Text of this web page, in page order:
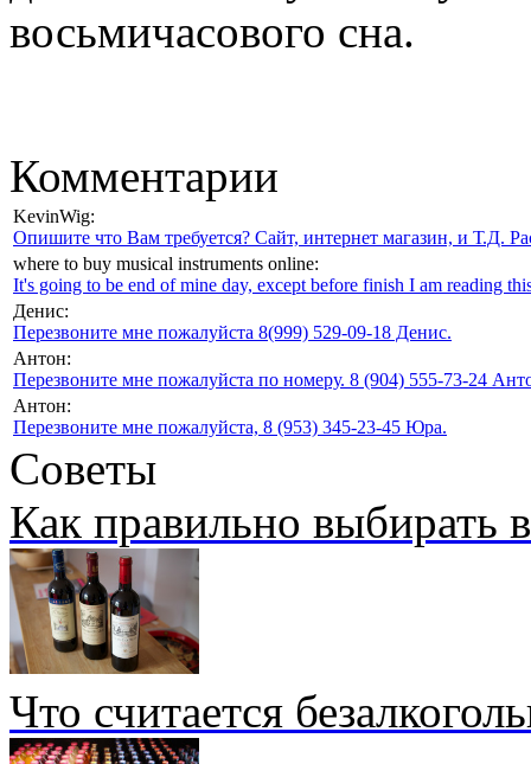
восьмичасового сна.
Комментарии
KevinWig:
Опишите что Вам требуется? Сайт, интернет магазин, и Т.Д.
where to buy musical instruments online:
It's going to be end of mine day, except before finish I am reading
Денис:
Перезвоните мне пожалуйста 8(999) 529-09-18 Денис.
Антон:
Перезвоните мне пожалуйста по номеру. 8 (904) 555-73-24
Антон:
Перезвоните мне пожалуйста, 8 (953) 345-23-45 Юра.
Советы
Как правильно выбирать
Что считается